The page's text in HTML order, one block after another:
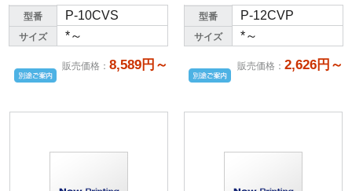
型番 P-10CVS
サイズ *～
販売価格 ： 8,589円～
型番 P-12CVP
サイズ *～
販売価格 ： 2,626円～